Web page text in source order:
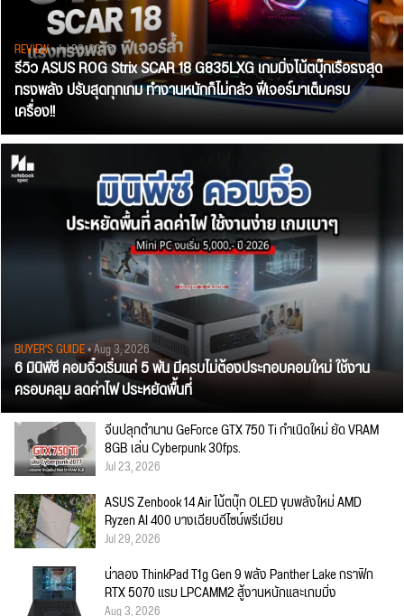
REVIEW• Jul 28, 2026
รีวิว ASUS ROG Strix SCAR 18 G835LXG เกมมิ่งโน้ตบุ๊กเรือธงสุด
ทรงพลัง ปรับสุดทุกเกม ทำงานหนักก็ไม่กลัว ฟีเจอร์มาเต็มครบ
เครื่อง!!
BUYER'S GUIDE• Aug 3, 2026
6 มินิพีซี คอมจิ๋วเริ่มแค่ 5 พัน มีครบไม่ต้องประกอบคอมใหม่ ใช้งาน
ครอบคลุม ลดค่าไฟ ประหยัดพื้นที่
จีนปลุกตำนาน GeForce GTX 750 Ti กำเนิดใหม่ ยัด VRAM
8GB เล่น Cyberpunk 30fps.
Jul 23, 2026
ASUS Zenbook 14 Air โน้ตบุ๊ก OLED ขุมพลังใหม่ AMD
Ryzen AI 400 บางเฉียบดีไซน์พรีเมียม
Jul 29, 2026
น่าลอง ThinkPad T1g Gen 9 พลัง Panther Lake กราฟิก
RTX 5070 แรม LPCAMM2 สู้งานหนักและเกมมิ่ง